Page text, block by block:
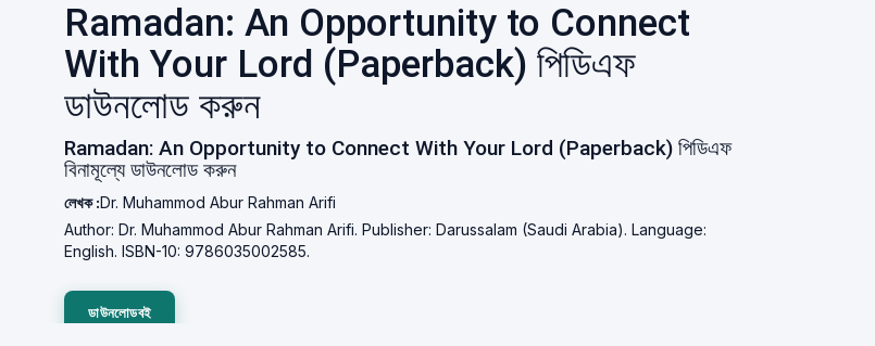
Ramadan: An Opportunity to Connect
With Your Lord (Paperback) পিডিএফ
ডাউনলোড করুন
Ramadan: An Opportunity to Connect With Your Lord (Paperback) পিডিএফ
বিনামূল্যে ডাউনলোড করুন
লেখক :Dr. Muhammod Abur Rahman Arifi
Author: Dr. Muhammod Abur Rahman Arifi. Publisher: Darussalam (Saudi Arabia). Language:
English. ISBN-10: 9786035002585.
ডাউনলোডবই